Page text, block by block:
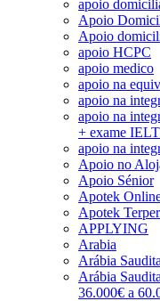
apoio
Apoio
Apoio
apoio HCPC
apoio medico
apoio na
apoio na
apoio na
+ exame
apoio na
Apoio no
Apoio Sénior
Apotek
Apotek
APPLYING
Arabia
Arábia Saudita
Arábia
36.000€ a